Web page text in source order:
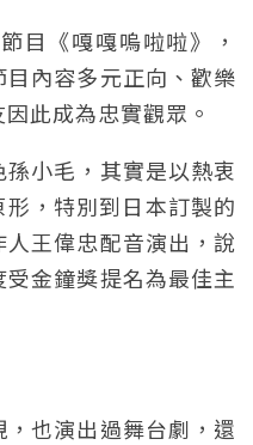
目《嘎嘎嗚啦啦》，
內容多元正向、歡樂
此成為忠實觀眾。
孫小毛，其實是以熱衷
，特別到日本訂製的
王偉忠配音演出，說
金鐘獎提名為最佳主
也演出過舞台劇，還